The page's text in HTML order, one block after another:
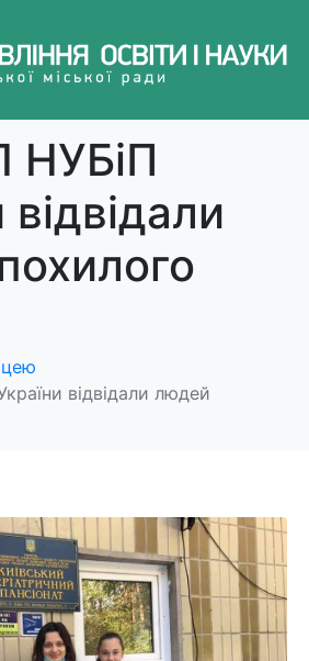
НУБіП
відвідали
відвідали людей